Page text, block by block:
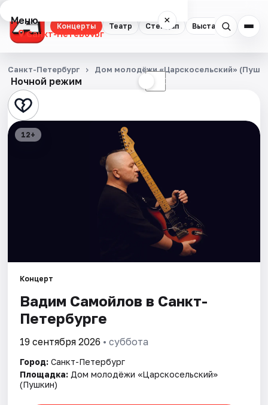
Концерты Театр Стендап Выставки
Меню ×
Санкт-Петербург
Концерты
Театр
Стендап
Города
Площадки
Рейтинги
Ночной режим ☾
Санкт-Петербург Дом молодёжи «Царскосельский»
12+
Концерт
Вадим Самойлов в Санкт-
Петербурге
19 сентября 2026 • суббота
Город: Санкт-Петербург
Площадка: Дом молодёжи «Царскосельский»
(Пушкин)